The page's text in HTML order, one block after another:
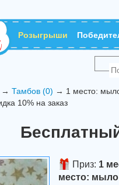
Розыгрыши
→ Тамбов (0) → 1 место:
10% на заказ
Приз: 1
место: мыло